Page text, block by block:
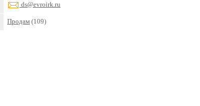
ds@evroirk.ru
Продам (109)